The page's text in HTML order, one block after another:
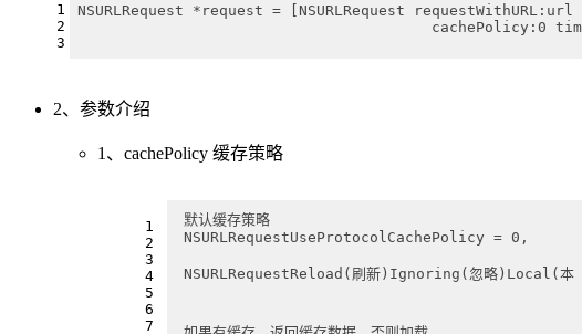
1
2
3
NSURLRequest *request = [NSURLRequest requestWithURL:url
cachePolicy:0
2、参数介绍
1、cachePolicy 缓存策略
1
2
3
4
5
6
7
默认缓存策略
NSURLRequestUseProtocolCachePolicy = 0,
NSURLRequestReload(刷新)Ignoring(忽略)Local(本